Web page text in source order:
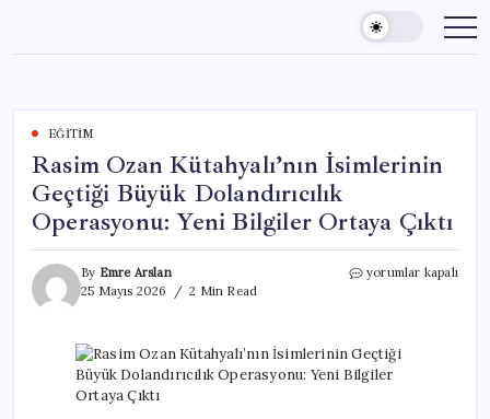
content
EĞITIM
Rasim Ozan Kütahyalı’nın İsimlerinin
Geçtiği Büyük Dolandırıcılık
Operasyonu: Yeni Bilgiler Ortaya Çıktı
By Emre Arslan
25 Mayıs 2026
2 Min Read
Rasim
Geçtiği
Büyük
Dolandırıcılık
yorumlar kapalı